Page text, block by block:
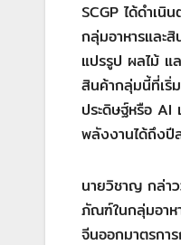
SCGP ได้ดำเนิ
กลุ่มอาหารและ
แปรรูป ผลไม้ แ
สินค้ากลุ่มนี้ที่เริ่
ประดิษฐ์หรือ AI
พลังงานได้ถึงปี
นายวิชาญ กล่า
ภัณฑ์ในกลุ่มอาห
จีนออกมาตรกา